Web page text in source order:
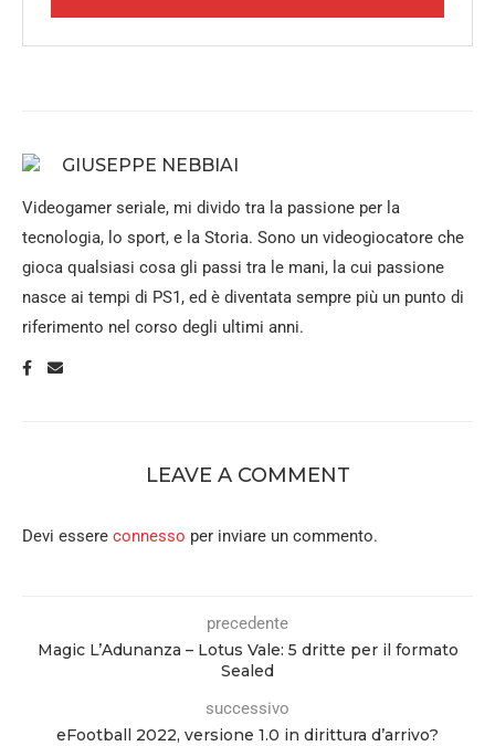
GIUSEPPE NEBBIAI
Videogamer seriale, mi divido tra la passione per la
tecnologia, lo sport, e la Storia. Sono un videogiocatore che
gioca qualsiasi cosa gli passi tra le mani, la cui passione
nasce ai tempi di PS1, ed è diventata sempre più un punto di
riferimento nel corso degli ultimi anni.
LEAVE A COMMENT
Devi essere connesso per inviare un commento.
precedente
Magic L’Adunanza – Lotus Vale: 5 dritte per il formato
Sealed
successivo
eFootball 2022, versione 1.0 in dirittura d’arrivo?